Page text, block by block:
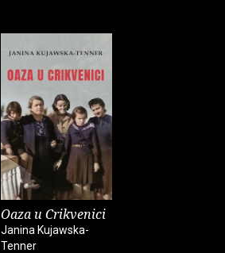
Oaza u Crikvenici
Janina Kujawska-
Tenner